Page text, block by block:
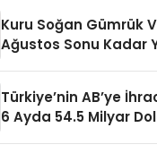
Kuru Soğan Gümrük
Ağustos Sonu Kadar
Türkiye’nin AB’ye
6 Ayda 54.5 Milyar